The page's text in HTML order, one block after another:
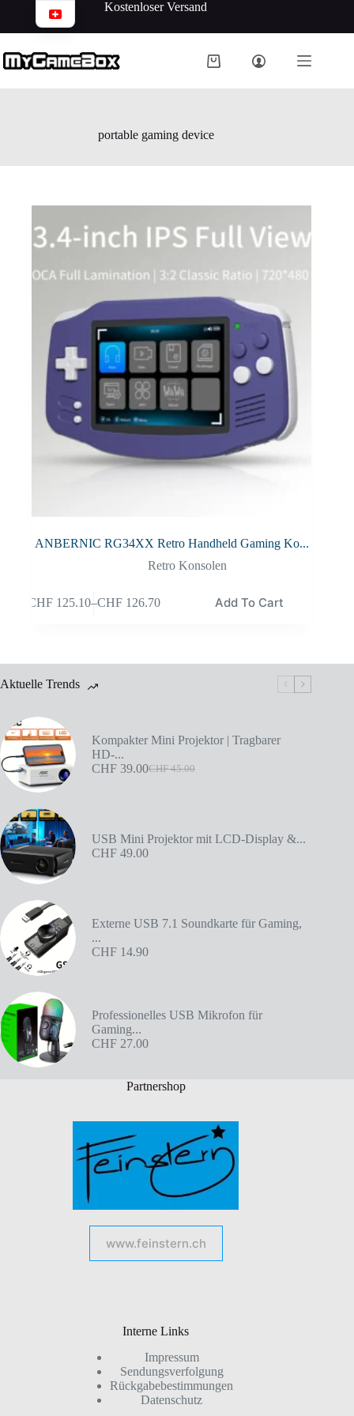
Kostenloser Versand
portable gaming device
ANBERNIC RG34XX Retro Handheld Gaming Ko...
Retro Konsolen
CHF125.10–CHF126.70 Add To Cart
Aktuelle Trends
Kompakter Mini Projektor | Tragbarer
HD-...
CHF45.00
CHF 39.00
USB Mini Projektor mit LCD-Display &...
CHF 49.00
Externe USB 7.1 Soundkarte für Gaming,
...
CHF 14.90
Professionelles USB Mikrofon für
Gaming...
CHF 27.00
Partnershop
www.feinstern.ch
Interne Links
Impressum
Sendungsverfolgung
Rückgabebestimmungen
Datenschutz